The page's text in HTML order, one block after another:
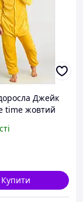
Джейк
time жовтий
Купити